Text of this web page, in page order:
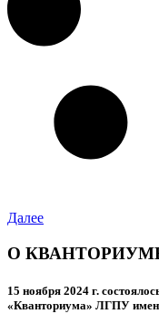
Далее
О
15 ноября 2024 г.
«Кванториума» ЛГПУ